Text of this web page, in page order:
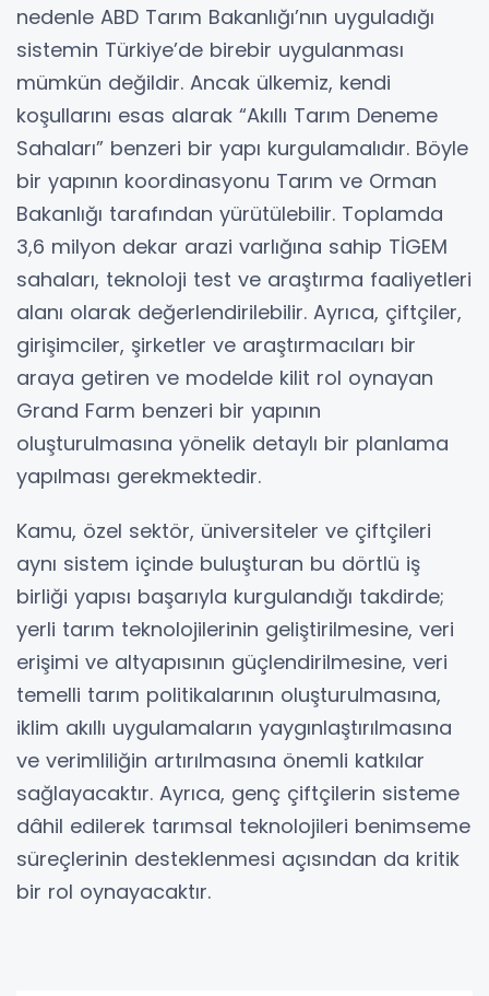
nedenle ABD Tarım Bakanlığı’nın uyguladığı
sistemin Türkiye’de birebir uygulanması
mümkün değildir. Ancak ülkemiz, kendi
koşullarını esas alarak “Akıllı Tarım Deneme
Sahaları” benzeri bir yapı kurgulamalıdır. Böyle
bir yapının koordinasyonu Tarım ve Orman
Bakanlığı tarafından yürütülebilir. Toplamda
3,6 milyon dekar arazi varlığına sahip TİGEM
sahaları, teknoloji test ve araştırma faaliyetleri
alanı olarak değerlendirilebilir. Ayrıca, çiftçiler,
girişimciler, şirketler ve araştırmacıları bir
araya getiren ve modelde kilit rol oynayan
Grand Farm benzeri bir yapının
oluşturulmasına yönelik detaylı bir planlama
yapılması gerekmektedir.
Kamu, özel sektör, üniversiteler ve çiftçileri
aynı sistem içinde buluşturan bu dörtlü iş
birliği yapısı başarıyla kurgulandığı takdirde;
yerli tarım teknolojilerinin geliştirilmesine, veri
erişimi ve altyapısının güçlendirilmesine, veri
temelli tarım politikalarının oluşturulmasına,
iklim akıllı uygulamaların yaygınlaştırılmasına
ve verimliliğin artırılmasına önemli katkılar
sağlayacaktır. Ayrıca, genç çiftçilerin sisteme
dâhil edilerek tarımsal teknolojileri benimseme
süreçlerinin desteklenmesi açısından da kritik
bir rol oynayacaktır.